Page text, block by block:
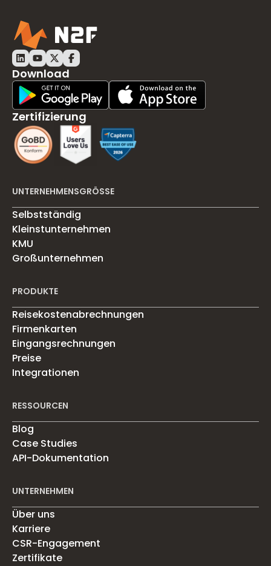
Download
Play Store DownloadApp Store Download
Zertifizierung
UNTERNEHMENSGRÖSSE
Selbstständig
Kleinstunternehmen
KMU
Großunternehmen
PRODUKTE
Reisekostenabrechnungen
Firmenkarten
Eingangsrechnungen
Preise
Integrationen
RESSOURCEN
Blog
Case Studies
API-Dokumentation
UNTERNEHMEN
Über uns
Karriere
CSR-Engagement
Zertifikate